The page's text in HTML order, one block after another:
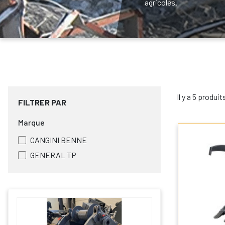
agricoles.
FILTRER PAR
Marque
CANGINI BENNE
GENERAL TP
Il y a 5